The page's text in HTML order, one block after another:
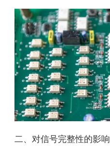
二、对信号完整性的影响